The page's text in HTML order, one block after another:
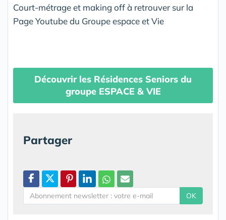
Court-métrage et making off à retrouver sur la
Page Youtube du Groupe espace et Vie
Découvrir les Résidences Seniors du
groupe ESPACE & VIE
Partager
OK